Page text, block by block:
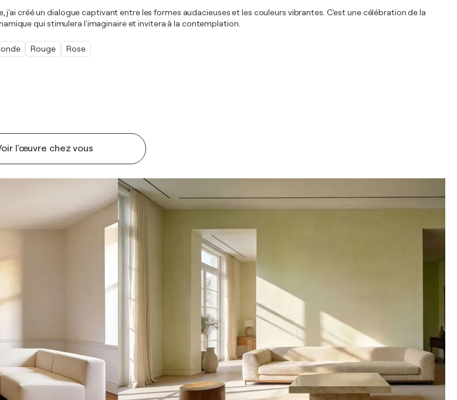
l'œuvre chez vous
créé un dialogue captivant entre les formes audacieuses et les couleurs vibrantes. C'est une célébration de la
qui stimulera l'imaginaire et invitera à la contemplation.
Rouge Rose